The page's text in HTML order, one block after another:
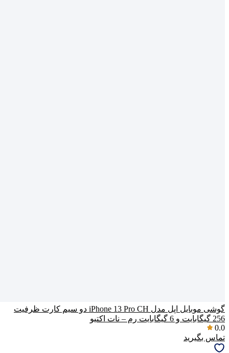
گوشی موبایل اپل مدل iPhone 13 Pro CH دو سیم‌ کارت ظرفیت
256 گیگابایت و 6 گیگابایت رم – نات اکتیو
0.0
تماس بگیرید